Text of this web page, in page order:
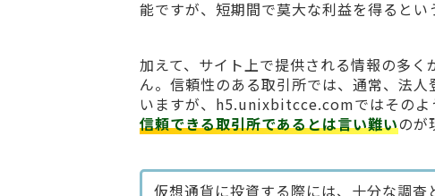
能ですが、短期間で莫大な利益を得るとい
加えて、サイト上で提供される情報の多
ん。信頼性のある取引所では、通常、法
いますが、h5.unixbitcce.comではそのよ
信頼できる取引所であるとは言い難いのが
仮想通貨に投資する際には、十分な調査